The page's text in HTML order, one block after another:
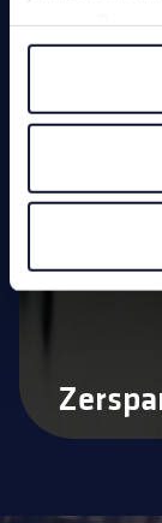
Fräs-
Sägen
Service